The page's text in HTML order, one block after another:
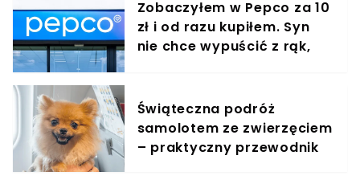
Zobaczyłem w Pepco za 10
zł i od razu kupiłem. Syn
nie chce wypuścić z rąk,
Świąteczna podróż
samolotem ze zwierzęciem
– praktyczny przewodnik